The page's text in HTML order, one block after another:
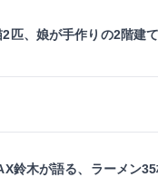
匹、娘が手作りの2階建
鈴木が語る、ラーメン